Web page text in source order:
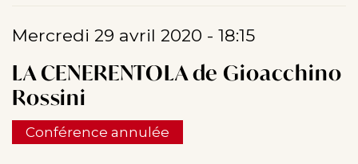
Mercredi 29 avril 2020 - 18:15
LA CENERENTOLA de Gioacchino
Rossini
Conférence annulée